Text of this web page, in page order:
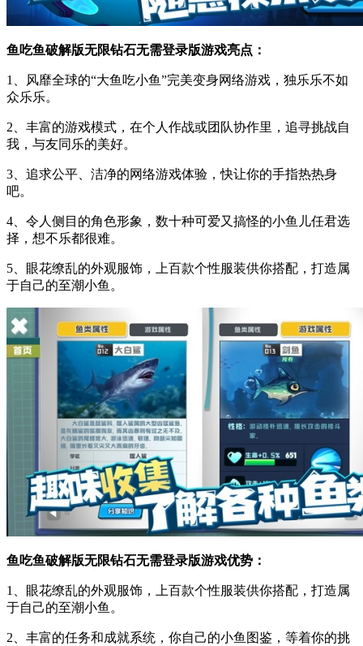
鱼吃鱼破解版无限钻石无需登录版游戏亮点：
1、风靡全球的“大鱼吃小鱼”完美变身网络游戏，独乐乐不如
众乐乐。
2、丰富的游戏模式，在个人作战或团队协作里，追寻挑战自
我，与友同乐的美好。
3、追求公平、洁净的网络游戏体验，快让你的手指热热身
吧。
4、令人侧目的角色形象，数十种可爱又搞怪的小鱼儿任君选
择，想不乐都很难。
5、眼花缭乱的外观服饰，上百款个性服装供你搭配，打造属
于自己的至潮小鱼。
鱼吃鱼破解版无限钻石无需登录版游戏优势：
1、眼花缭乱的外观服饰，上百款个性服装供你搭配，打造属
于自己的至潮小鱼。
2、丰富的任务和成就系统，你自己的小鱼图鉴，等着你的挑